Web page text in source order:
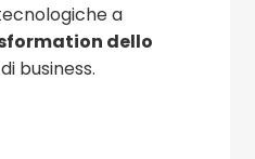
a
dello
business.